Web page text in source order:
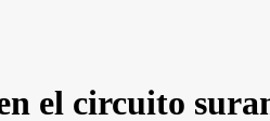
el circuito